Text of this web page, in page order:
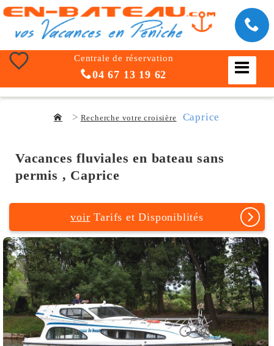
Centrale de réservation
04 67 13 19 62
Recherche votre croisière Caprice
Vacances fluviales en bateau sans
permis , Caprice
voir Tarifs et Disponiblités